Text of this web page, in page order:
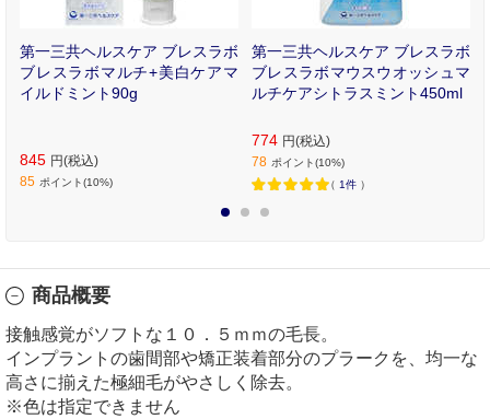
第一三共ヘルスケア ブレスラボ
ブレスラボマルチ+美白ケアマ
イルドミント90g
845 円(税込)
85 ポイント(10%)
第一三共ヘルスケア ブレスラボ
ブレスラボマウスウオッシュマ
ルチケアシトラスミント450ml
774 円(税込)
78 ポイント(10%)
（ 1件 ）
商品概要
接触感覚がソフトな１０．５ｍｍの毛長。
インプラントの歯間部や矯正装着部分のプラークを、均一な
高さに揃えた極細毛がやさしく除去。
※色は指定できません